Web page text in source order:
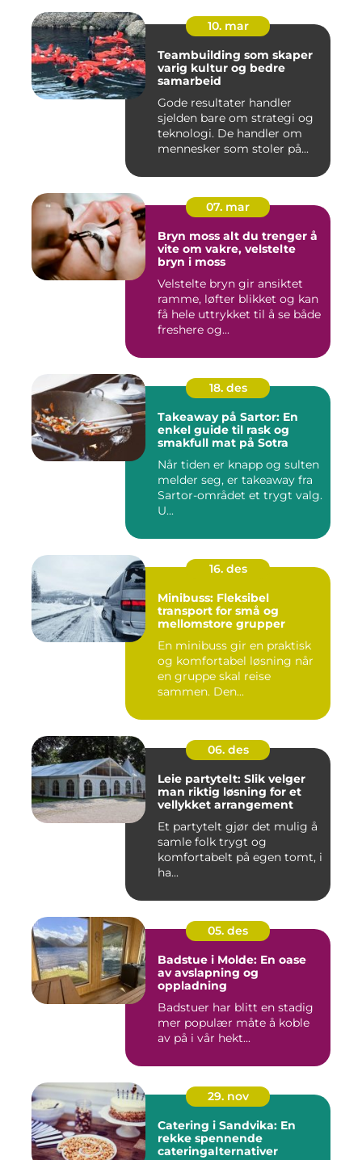
10. mar
Teambuilding som skaper
varig kultur og bedre
samarbeid
Gode resultater handler
sjelden bare om strategi og
teknologi. De handler om
mennesker som stoler på...
07. mar
Bryn moss alt du trenger å
vite om vakre, velstelte
bryn i moss
Velstelte bryn gir ansiktet
ramme, løfter blikket og kan
få hele uttrykket til å se både
freshere og...
18. des
Takeaway på Sartor: En
enkel guide til rask og
smakfull mat på Sotra
Når tiden er knapp og sulten
melder seg, er takeaway fra
Sartor-området et trygt valg.
U...
16. des
Minibuss: Fleksibel
transport for små og
mellomstore grupper
En minibuss gir en praktisk
og komfortabel løsning når
en gruppe skal reise
sammen. Den...
06. des
Leie partytelt: Slik velger
man riktig løsning for et
vellykket arrangement
Et partytelt gjør det mulig å
samle folk trygt og
komfortabelt på egen tomt, i
ha...
05. des
Badstue i Molde: En oase
av avslapning og
oppladning
Badstuer har blitt en stadig
mer populær måte å koble
av på i vår hekt...
29. nov
Catering i Sandvika: En
rekke spennende
cateringalternativer